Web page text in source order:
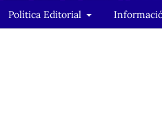
Política Editorial